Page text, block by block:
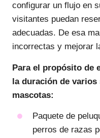
configurar un flujo en
visitantes puedan
adecuadas. De esa
incorrectas y mejorar
Para el propósito de
la duración de
mascotas:
Paquete de
perros de razas